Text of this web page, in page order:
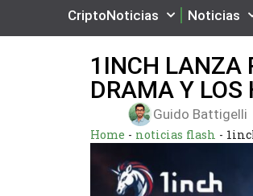
CriptoNoticias Noticias
1INCH LANZA
DRAMA Y LOS
Guido Battigelli
Home - noticias flash -